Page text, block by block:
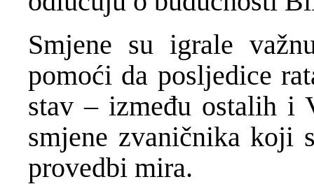
Smjene su igrale
pomoći da posljedice
stav – između ostalih i
smjene zvaničnika koji
provedbi mira.